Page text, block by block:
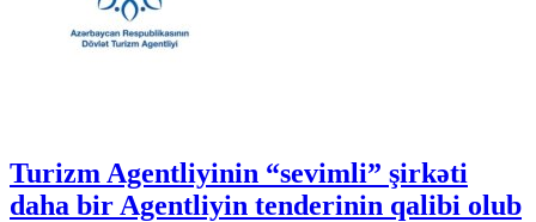
Turizm Agentliyinin “sevimli” şirkəti
daha bir Agentliyin tenderinin qalibi olub